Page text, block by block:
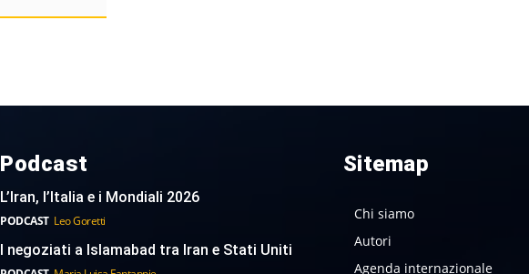
Podcast
L’Iran, l’Italia e i Mondiali 2026
PODCAST Leo Goretti
I negoziati a Islamabad tra Iran e Stati Uniti
Sitemap
Chi siamo
Autori
Agenda internazionale